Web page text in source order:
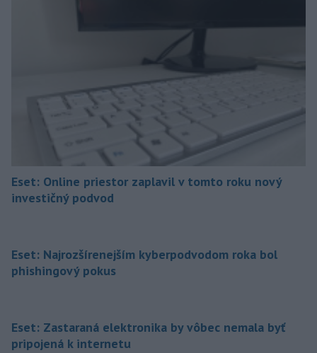
Eset: Online priestor zaplavil v tomto roku nový
investičný podvod
Eset: Najrozšírenejším kyberpodvodom roka bol
phishingový pokus
Eset: Zastaraná elektronika by vôbec nemala byť
pripojená k internetu